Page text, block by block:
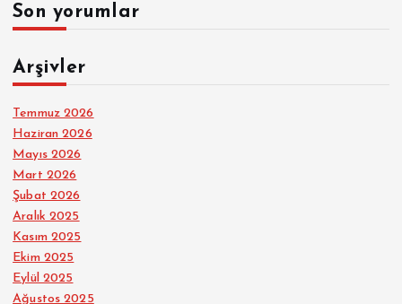
Son yorumlar
Arşivler
Temmuz 2026
Haziran 2026
Mayıs 2026
Mart 2026
Şubat 2026
Aralık 2025
Kasım 2025
Ekim 2025
Eylül 2025
Ağustos 2025